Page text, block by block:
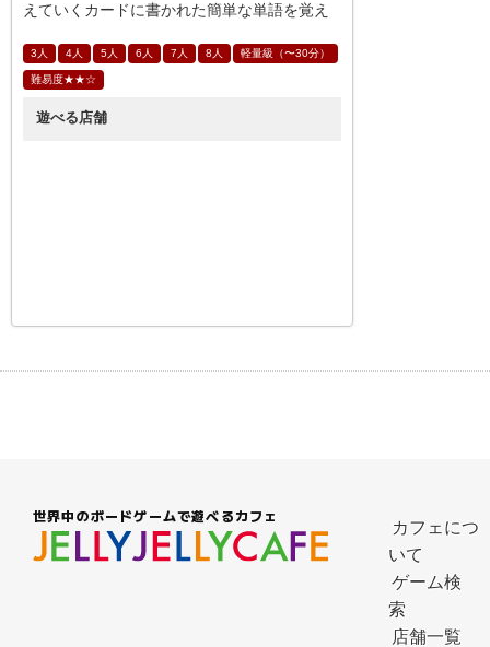
えていくカードに書かれた簡単な単語を覚え
3人 4人 5人 6人 7人 8人 軽量級（〜30分）
難易度★★☆
遊べる店舗
世界中のボードゲームで遊べるカフェ
カフェにつ
いて
ゲーム検
索
店舗一覧